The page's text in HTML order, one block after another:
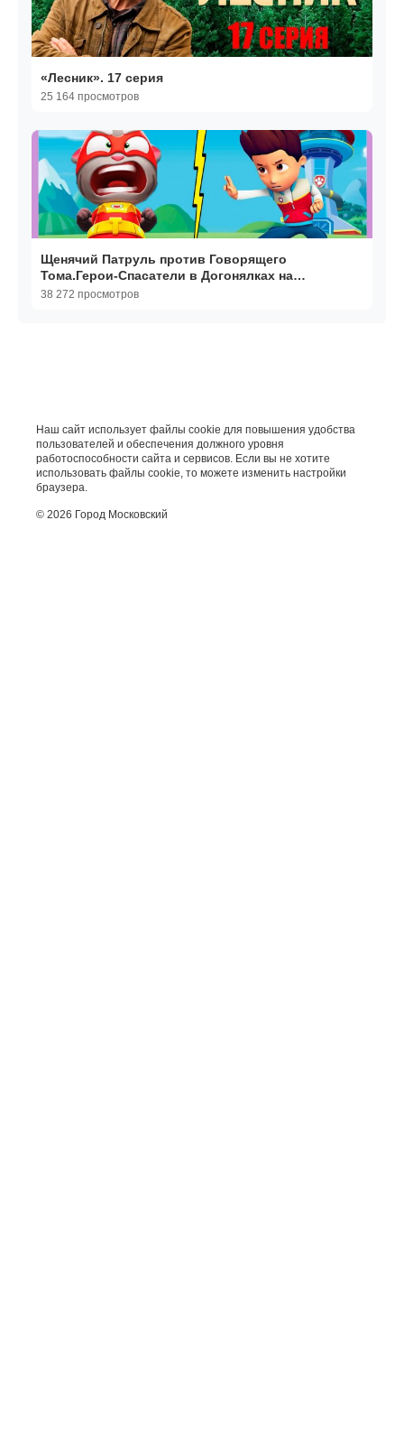
«Лесник». 17 серия
25 164 просмотров
Щенячий Патруль против Говорящего
Тома.Герои-Спасатели в Догонялках на
Скорость.Кто Быстрее
38 272 просмотров
Наш сайт использует файлы cookie для повышения удобства
пользователей и обеспечения должного уровня
работоспособности сайта и сервисов. Если вы не хотите
использовать файлы cookie, то можете изменить настройки
браузера.
© 2026 Город Московский